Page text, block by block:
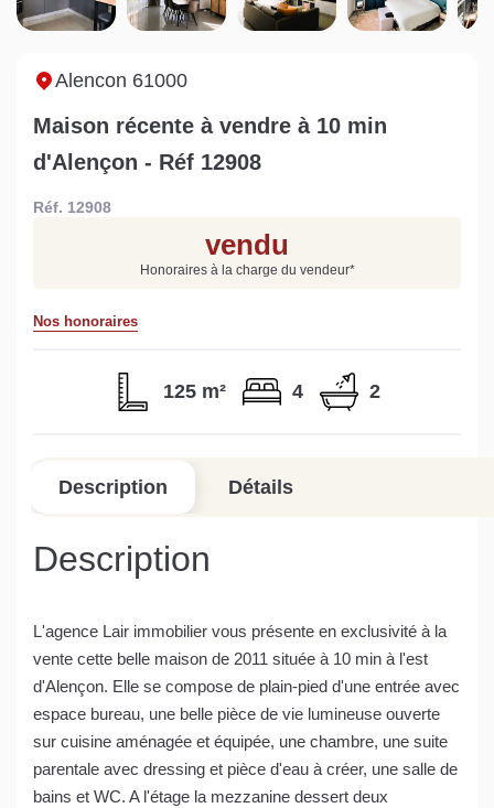
les
?
maison à Mortagne-au-
Perche
non viabilisé à Pré-en-
Pail ?
Estimez votre bien en ligne.
en quelques clics.
Alencon 61000
Maison récente à vendre à 10 min
d'Alençon - Réf 12908
Réf. 12908
vendu
Honoraires à la charge du vendeur*
Nos honoraires
125 m² 4 2
Description Détails
Description
L'agence Lair immobilier vous présente en exclusivité à la
vente cette belle maison de 2011 située à 10 min à l'est
d'Alençon. Elle se compose de plain-pied d'une entrée avec
espace bureau, une belle pièce de vie lumineuse ouverte
sur cuisine aménagée et équipée, une chambre, une suite
parentale avec dressing et pièce d'eau à créer, une salle de
bains et WC. A l'étage la mezzanine dessert deux